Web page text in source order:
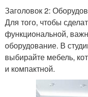
Заголовок 2:
Для того, чтобы
функциональной,
оборудование. В
выбирайте мебель,
и компактной.